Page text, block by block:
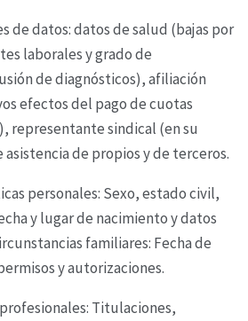
de datos: datos de salud (bajas por
laborales ygrado de
de diagnósticos), afiliación
efectosdel pago de cuotas
representante sindical (en su
asistencia de propios y de terceros.
personales: Sexo, estado civil,
y lugar de nacimiento y datos
familiares: Fecha de
y autorizaciones.
Titulaciones,